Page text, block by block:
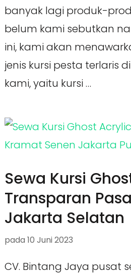
banyak lagi produk-
belum kami sebutkan
ini, kami akan
jenis kursi pesta terlaris
kami, yaitu kursi …
Sewa Kursi
Transparan
Jakarta Selatan
pada 10 Juni 2023
CV. Bintang Jaya pusat